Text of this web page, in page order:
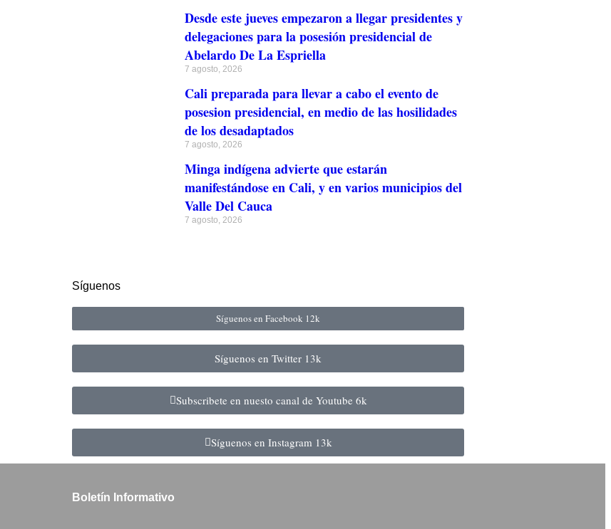
Desde este jueves empezaron a llegar presidentes y
delegaciones para la posesión presidencial de
Abelardo De La Espriella
7 agosto, 2026
Cali preparada para llevar a cabo el evento de
posesion presidencial, en medio de las hosilidades
de los desadaptados
7 agosto, 2026
Minga indígena advierte que estarán
manifestándose en Cali, y en varios municipios del
Valle Del Cauca
7 agosto, 2026
Síguenos
Síguenos en Facebook 12k
Síguenos en Twitter 13k
Subscribete en nuesto canal de Youtube 6k
Síguenos en Instagram 13k
Boletín Informativo